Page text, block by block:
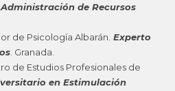
de Recursos
de Psicología Albarán. Experto
. Granada.
de Estudios Profesionales de
en Estimulación